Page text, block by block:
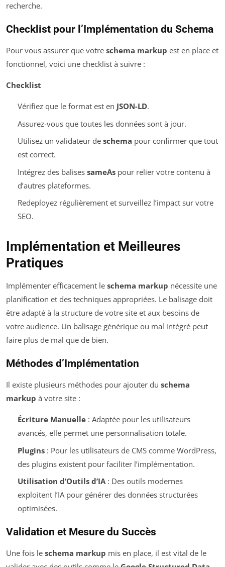
recherche.
Checklist pour l’Implémentation du Schema
Pour vous assurer que votre schema markup est en place et
fonctionnel, voici une checklist à suivre :
Checklist
Vérifiez que le format est en JSON-LD.
Assurez-vous que toutes les données sont à jour.
Utilisez un validateur de schema pour confirmer que tout
est correct.
Intégrez des balises sameAspour relier votre contenu à
d’autres plateformes.
Redeployez régulièrement et surveillez l’impact sur votre
SEO.
Implémentation et Meilleures
Pratiques
Implémenter efficacement le schema markup nécessite une
planification et des techniques appropriées. Le balisage doit
être adapté à la structure de votre site et aux besoins de
votre audience. Un balisage générique ou mal intégré peut
faire plus de mal que de bien.
Méthodes d’Implémentation
Il existe plusieurs méthodes pour ajouter du schema
markup à votre site :
Écriture Manuelle: Adaptée pour les utilisateurs
avancés, elle permet une personnalisation totale.
Plugins: Pour les utilisateurs de CMS comme WordPress,
des plugins existent pour faciliter l’implémentation.
Utilisation d’Outils d’IA: Des outils modernes
exploitent l’IA pour générer des données structurées
optimisées.
Validation et Mesure du Succès
Une fois le schema markup mis en place, il est vital de le